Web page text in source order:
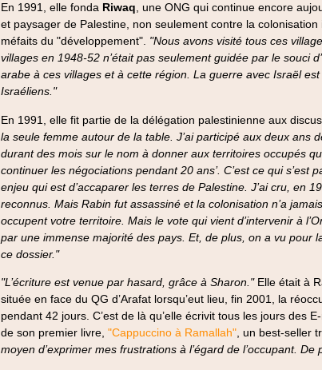
En 1991, elle fonda Riwaq, une ONG qui continue encore
et paysager de Palestine, non seulement contre la
méfaits du "développement". "Nous avons visité tous ces
villages en 1948-52 n’était pas seulement guidée par le souci
arabe à ces villages et à cette région. La guerre avec Israël
Israéliens."
En 1991, elle fit partie de la délégation palestinienne aux
la seule femme autour de la table. J’ai participé aux deux ans
durant des mois sur le nom à donner aux territoires occupés
continuer les négociations pendant 20 ans’. C’est ce qui
enjeu qui est d’accaparer les terres de Palestine. J’ai cru, en
reconnus. Mais Rabin fut assassiné et la colonisation n’a
occupent votre territoire. Mais le vote qui vient d’intervenir à
par une immense majorité des pays. Et, de plus, on a vu pour
ce dossier."
"L’écriture est venue par hasard, grâce à Sharon."Elle était à
située en face du QG d’Arafat lorsqu’eut lieu, fin 2001, la
pendant 42 jours. C’est de là qu’elle écrivit tous les jours des
de son premier livre, "Cappuccino à Ramallah", un best-seller
moyen d’exprimer mes frustrations à l’égard de l’occupant.